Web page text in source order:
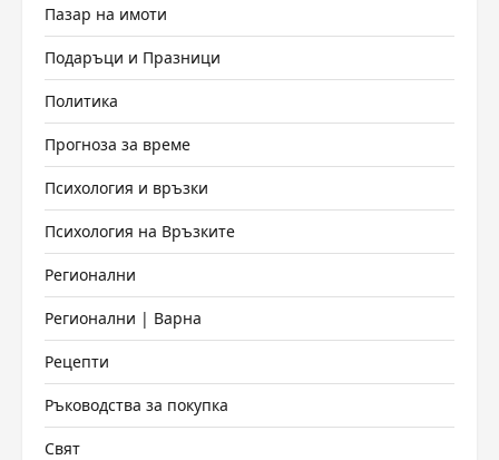
Пазар на имоти
Подаръци и Празници
Политика
Прогноза за време
Психология и връзки
Психология на Връзките
Регионални
Регионални | Варна
Рецепти
Ръководства за покупка
Свят